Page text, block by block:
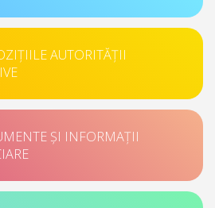
AUTORITĂȚII
ȘI INFORMAȚII